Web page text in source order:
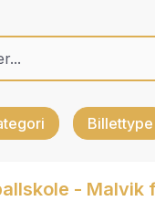
Billettype
- Malvik